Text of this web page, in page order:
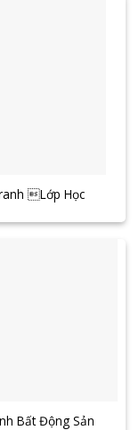
Lớp Học
Bất Động Sản